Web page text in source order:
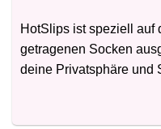
HotSlips ist speziell auf
getragenen Socken
deine Privatsphäre und